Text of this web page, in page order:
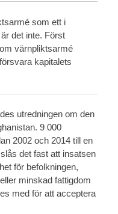
som ett i
det inte. Först
värnpliktsarmé
kapitalets
utredningen om den
9 000
2002 och 2014 till en
det fast att insatsen
för befolkningen,
minskad fattigdom
med för att acceptera